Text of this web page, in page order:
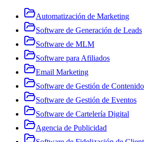
Automatización de Marketing
Software de Generación de Leads
Software de MLM
Software para Afiliados
Email Marketing
Software de Gestión de
Software de Gestión de Eventos
Software de Cartelería Digital
Agencia de Publicidad